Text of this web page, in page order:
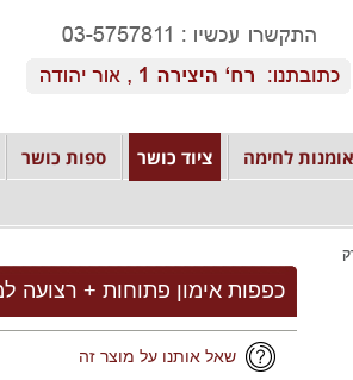
אומנות לחימה ציוד כושר ספות כושר
כפפות אימון פתוחות + רצועה
שאל אותנו על מוצר זה